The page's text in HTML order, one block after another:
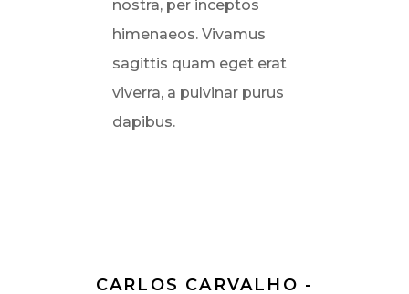
nostra, per inceptos
himenaeos. Vivamus
sagittis quam eget erat
viverra, a pulvinar purus
dapibus.
CARLOS CARVALHO -